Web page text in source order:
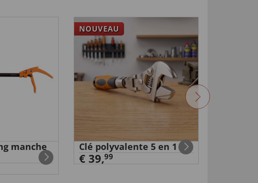
manche
NOUVEAU
Clé polyvalente 5 en 1
€ 39,99